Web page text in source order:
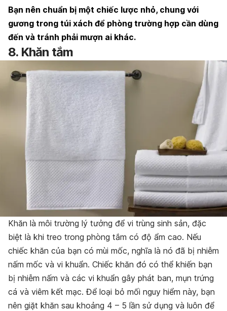
Bạn nên chuẩn bị một chiếc lược nhỏ, chung với
gương trong túi xách để phòng trường hợp cần dùng
đến và tránh phải mượn ai khác.
8. Khăn tắm
Khăn là môi trường lý tưởng để vi trùng sinh sản, đặc
biệt là khi treo trong phòng tắm có độ ẩm cao. Nếu
chiếc khăn của bạn có mùi mốc, nghĩa là nó đã bị nhiễm
nấm mốc và vi khuẩn. Chiếc khăn đó có thể khiến bạn
bị nhiễm nấm và các vi khuẩn gây phát ban, mụn trứng
cá và viêm kết mạc. Để loại bỏ mối nguy hiểm này, bạn
nên giặt khăn sau khoảng 4 – 5 lần sử dụng và luôn để